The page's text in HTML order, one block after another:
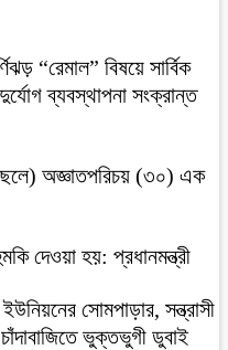
“রেমাল” বিষয়ে সার্বিক
ব্যবস্থাপনা সংক্রান্ত
অজ্ঞাতপরিচয় (৩০) এক
দেওয়া হয়: প্রধানমন্ত্রী
সোমপাড়ার, সন্ত্রাসী
ভুক্তভুগী ডুবাই